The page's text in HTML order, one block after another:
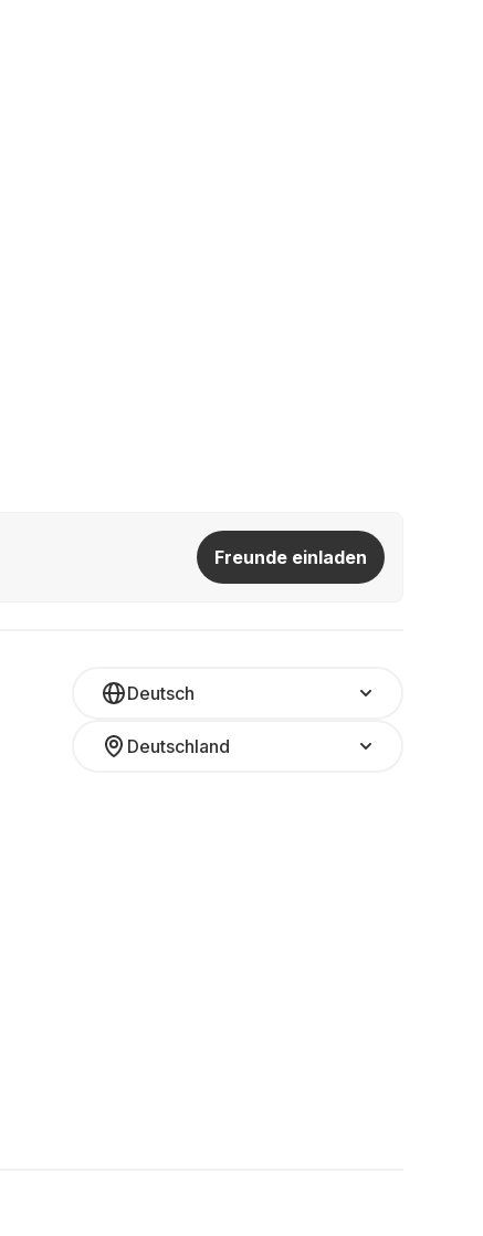
Freunde einladen
Deutsch
Deutschland